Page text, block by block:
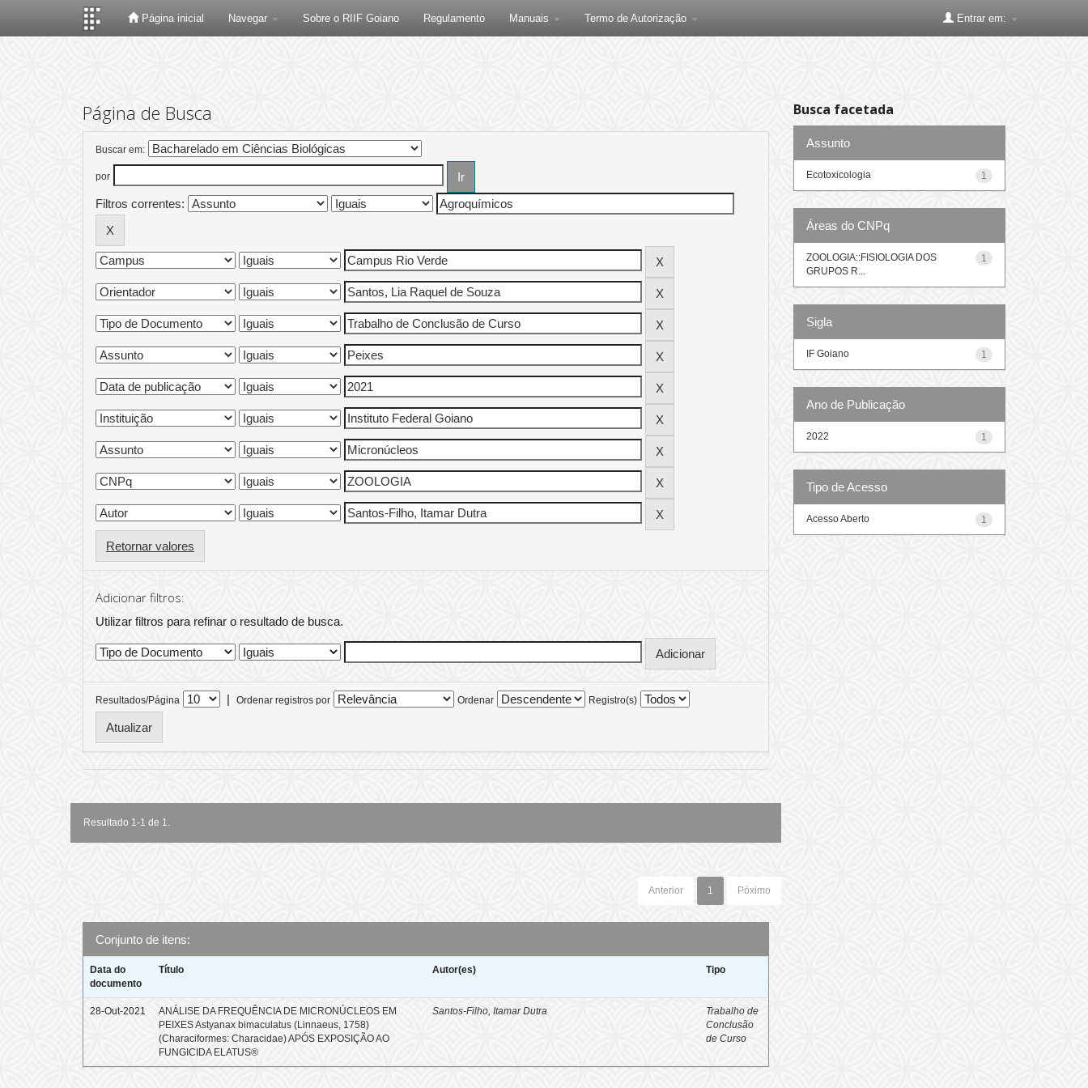
Página inicial Navegar Sobre o RIIF Goiano Regulamento Manuais Termo de Autorização Entrar em:
Página de Busca
Buscar em:
por
Filtros correntes:
Retornar valores
Adicionar filtros:
Utilizar filtros para refinar o resultado de busca.
Resultados/Página | Ordenar registros por Ordenar Registro(s)
Resultado 1-1 de 1.
Anterior 1 Póximo
Conjunto de itens:
Data do
documento
Título Autor(es) Tipo
28-Out-2021
ANÁLISE DA FREQUÊNCIA DE MICRONÚCLEOS EM
PEIXES Astyanax bimaculatus (Linnaeus, 1758)
(Characiformes: Characidae) APÓS EXPOSIÇÃO AO
FUNGICIDA ELATUS®
Santos-Filho, Itamar Dutra
Trabalho de
Conclusão
de Curso
Busca facetada
Assunto
1
Ecotoxicologia
Áreas do CNPq
1
ZOOLOGIA::FISIOLOGIA DOS
GRUPOS R...
Sigla
1
IF Goiano
Ano de Publicação
1
2022
Tipo de Acesso
1
Acesso Aberto